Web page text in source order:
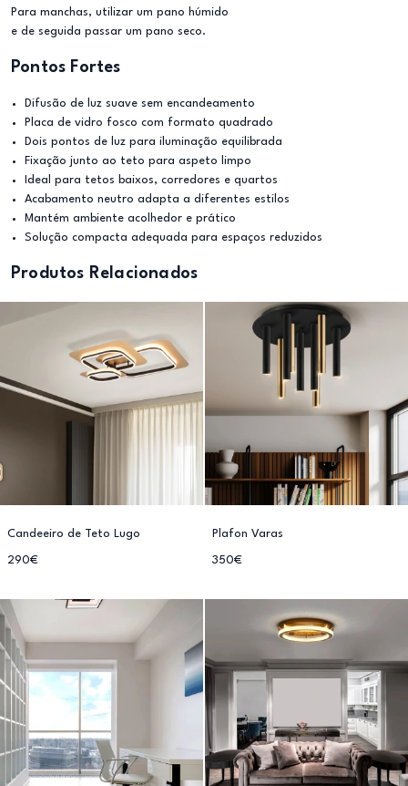
Para manchas, utilizar um pano húmido
e de seguida passar um pano seco.
Pontos Fortes
Difusão de luz suave sem encandeamento
Placa de vidro fosco com formato quadrado
Dois pontos de luz para iluminação equilibrada
Fixação junto ao teto para aspeto limpo
Ideal para tetos baixos, corredores e quartos
Acabamento neutro adapta a diferentes estilos
Mantém ambiente acolhedor e prático
Solução compacta adequada para espaços reduzidos
Produtos Relacionados
Candeeiro de Teto Lugo
290€
Plafon Varas
350€